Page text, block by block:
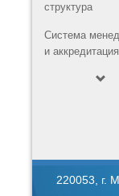
структура
Система
и аккредитация
220053, г.